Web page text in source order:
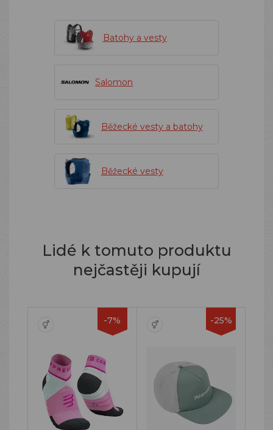
Batohy a vesty
Salomon
Běžecké vesty a batohy
Běžecké vesty
Lidé k tomuto produktu
nejčastěji kupují
-7% -25%